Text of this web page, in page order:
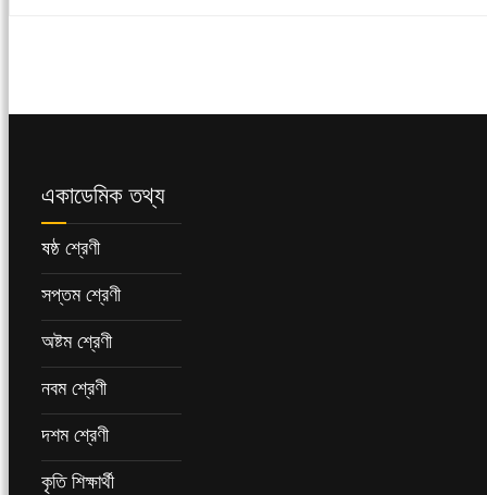
একাডেমিক তথ্য
ষষ্ঠ শ্রেণী
সপ্তম শ্রেণী
অষ্টম শ্রেণী
নবম শ্রেণী
দশম শ্রেণী
কৃতি শিক্ষার্থী